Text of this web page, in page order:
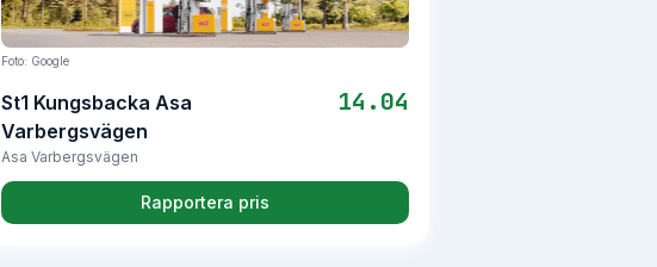
Foto: Google
St1 Kungsbacka Asa
Varbergsvägen
14.04
Asa Varbergsvägen
Rapportera pris